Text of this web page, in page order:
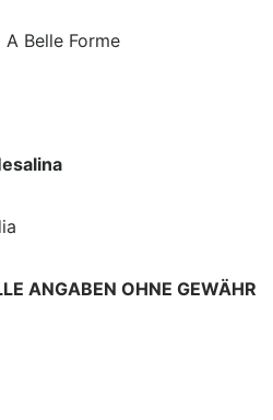
Belle Forme
ANGABEN OHNE GEWÄHR